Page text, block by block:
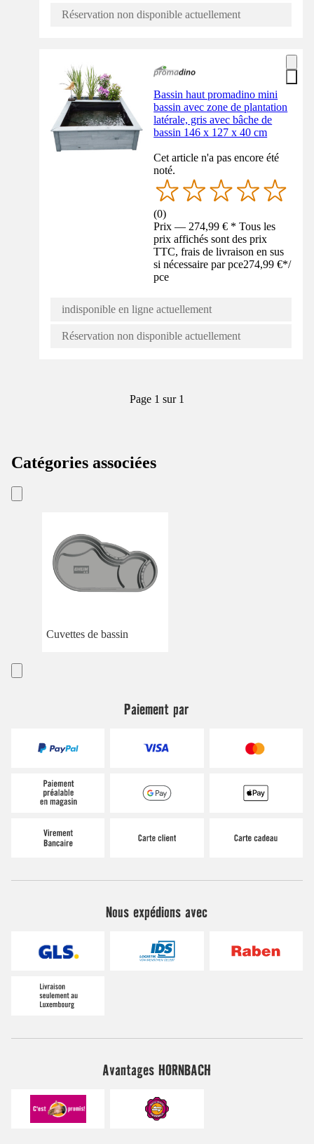
Réservation non disponible actuellement
Bassin haut promadino mini
bassin avec zone de plantation
latérale, gris avec bâche de
bassin 146 x 127 x 40 cm
Cet article n'a pas encore été
noté.
(0)
Prix — 274,99 € * Tous les
prix affichés sont des prix
TTC, frais de livraison en sus
si nécessaire par pce274,99 €*/
pce
indisponible en ligne actuellement
Réservation non disponible actuellement
Page 1 sur 1
Catégories associées
Cuvettes de bassin
Paiement par
Nous expédions avec
Avantages HORNBACH